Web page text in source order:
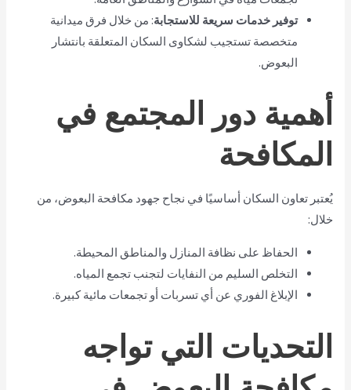
توفير خدمات سريعة للاستجابة: من خلال فرق ميدانية
متخصصة تستجيب لشكاوى السكان المتعلقة بانتشار
البعوض.
أهمية دور المجتمع في
المكافحة
يُعتبر تعاون السكان أساسيًا في نجاح جهود مكافحة البعوض، من
خلال:
الحفاظ على نظافة المنازل والمناطق المحيطة.
التخلص السليم من النفايات لتجنب تجمع المياه.
الإبلاغ الفوري عن أي تسربات أو تجمعات مائية كبيرة.
التحديات التي تواجه